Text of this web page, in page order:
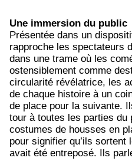
Une immersion du public
Présentée dans un
rapproche les spectateurs
dans une trame où les
ostensiblement comme
circularité révélatrice, les
de chaque histoire à un
de place pour la suivante.
tour à toutes les parties du
costumes de housses en
pour signifier qu’ils sortent
avait été entreposé. Ils